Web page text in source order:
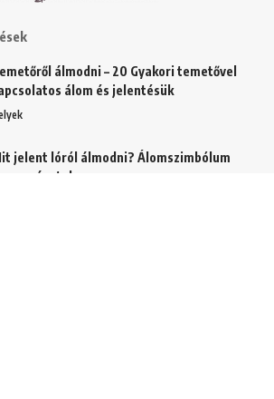
álmodni – 20 Gyakori temetővel
álom és jelentésük
jelent lóról álmodni? Álomszimbólum